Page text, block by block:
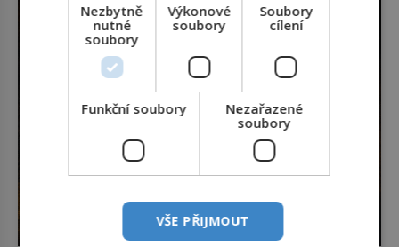
Nezbytně
nutné
soubory
Výkonové
soubory
Soubory
cílení
Funkční soubory
Nezařazené
soubory
VŠE PŘIJMOUT